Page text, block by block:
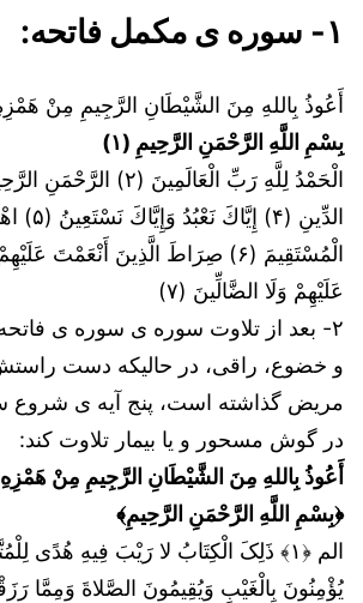
۱- سوره ی مکمل فاتحه:
أَعُوذُ بِاللهِ مِنَ الشَّيْطَانِ الرَّجِيمِ مِنْ
بِسْمِ اللَّهِ الرَّحْمَنِ الرَّحِيمِ (۱)
الدِّينِ (۴)
الْمُسْتَقِيمَ (۶) صِرَاطَ الَّذِينَ أَنْعَمْتَ
عَلَيْهِمْ وَلَا الضَّالِّينَ (۷)
۲- بعد از تلاوت سوره ی سوره ی
و خضوع، راقی، در حالیکه دست
مریض گذاشته است، پنج آیه ی شروع
در گوش مسحور و یا بیمار تلاوت کند:
أَعُوذُ بِاللهِ مِنَ الشَّيْطَانِ الرَّجِيمِ مِنْ
﴿بِسْمِ اللَّهِ الرَّحْمَنِ الرَّحِيمِ﴾